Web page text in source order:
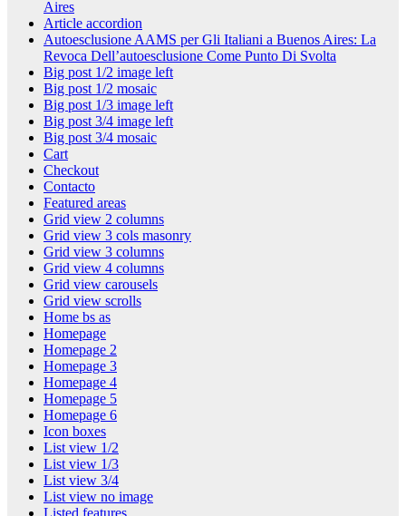
Aires
Article accordion
Autoesclusione AAMS per Gli Italiani a Buenos Aires: La
Revoca Dell’autoesclusione Come Punto Di Svolta
Big post 1/2 image left
Big post 1/2 mosaic
Big post 1/3 image left
Big post 3/4 image left
Big post 3/4 mosaic
Cart
Checkout
Contacto
Featured areas
Grid view 2 columns
Grid view 3 cols masonry
Grid view 3 columns
Grid view 4 columns
Grid view carousels
Grid view scrolls
Home bs as
Homepage
Homepage 2
Homepage 3
Homepage 4
Homepage 5
Homepage 6
Icon boxes
List view 1/2
List view 1/3
List view 3/4
List view no image
Listed features